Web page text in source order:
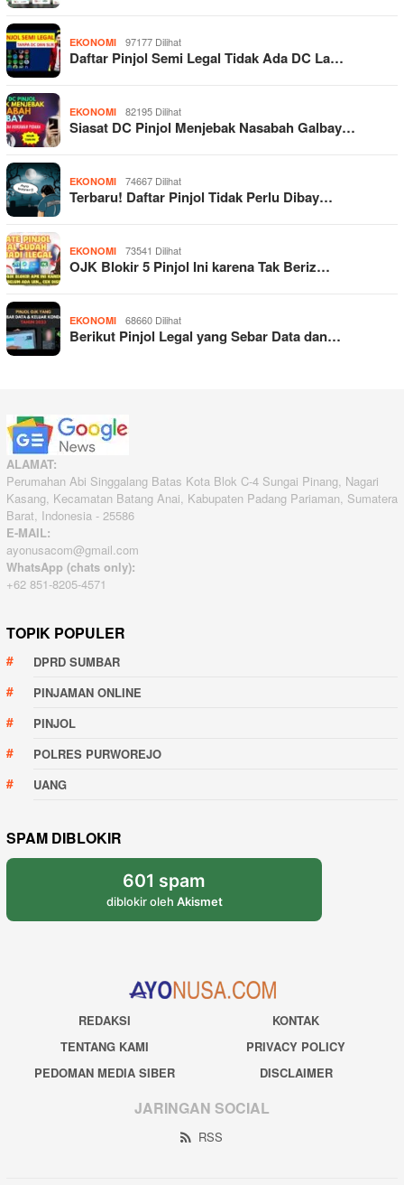
EKONOMI 97177 Dilihat
Daftar Pinjol Semi Legal Tidak Ada DC La…
EKONOMI 82195 Dilihat
Siasat DC Pinjol Menjebak Nasabah Galbay…
EKONOMI 74667 Dilihat
Terbaru! Daftar Pinjol Tidak Perlu Dibay…
EKONOMI 73541 Dilihat
OJK Blokir 5 Pinjol Ini karena Tak Beriz…
EKONOMI 68660 Dilihat
Berikut Pinjol Legal yang Sebar Data dan…
ALAMAT:
Perumahan Abi Singgalang Batas Kota Blok C-4 Sungai Pinang, Nagari
Kasang, Kecamatan Batang Anai, Kabupaten Padang Pariaman, Sumatera
Barat, Indonesia - 25586
E-MAIL:
ayonusacom@gmail.com
WhatsApp (chats only):
+62 851-8205-4571
TOPIK POPULER
DPRD SUMBAR
PINJAMAN ONLINE
PINJOL
POLRES PURWOREJO
UANG
SPAM DIBLOKIR
601 spam
diblokir oleh Akismet
REDAKSI
KONTAK
TENTANG KAMI
PRIVACY POLICY
PEDOMAN MEDIA SIBER
DISCLAIMER
JARINGAN SOCIAL
RSS